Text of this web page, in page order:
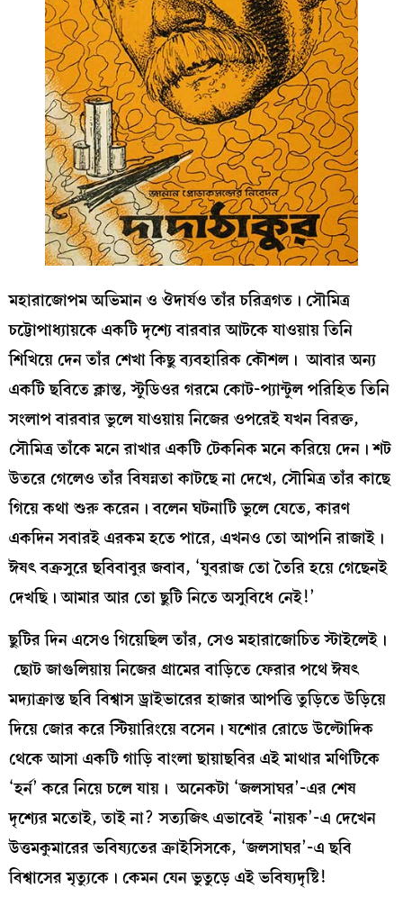
মহারাজোপম অভিমান ও ঔদার্যও তাঁর চরিত্রগত। সৌমিত্র
চট্টোপাধ্যায়কে একটি দৃশ্যে বারবার আটকে যাওয়ায় তিনি
শিখিয়ে দেন তাঁর শেখা কিছু ব্যবহারিক কৌশল। আবার অন্য
একটি ছবিতে ক্লান্ত, স্টুডিওর গরমে কোট-প্যান্টুল পরিহিত তিনি
সংলাপ বারবার ভুলে যাওয়ায় নিজের ওপরেই যখন বিরক্ত,
সৌমিত্র তাঁকে মনে রাখার একটি টেকনিক মনে করিয়ে দেন। শট
উতরে গেলেও তাঁর বিষন্নতা কাটছে না দেখে, সৌমিত্র তাঁর কাছে
গিয়ে কথা শুরু করেন। বলেন ঘটনাটি ভুলে যেতে, কারণ
একদিন সবারই এরকম হতে পারে, এখনও তো আপনি রাজাই।
ঈষৎ বক্রসুরে ছবিবাবুর জবাব, ‘যুবরাজ তো তৈরি হয়ে গেছেনই
দেখছি। আমার আর তো ছুটি নিতে অসুবিধে নেই!’
ছুটির দিন এসেও গিয়েছিল তাঁর, সেও মহারাজোচিত স্টাইলেই।
ছোট জাগুলিয়ায় নিজের গ্রামের বাড়িতে ফেরার পথে ঈষৎ
মদ্যাক্রান্ত ছবি বিশ্বাস ড্রাইভারের হাজার আপত্তি তুড়িতে উড়িয়ে
দিয়ে জোর করে স্টিয়ারিংয়ে বসেন। যশোর রোডে উল্টোদিক
থেকে আসা একটি গাড়ি বাংলা ছায়াছবির এই মাথার মণিটিকে
‘হর্ন’ করে নিয়ে চলে যায়। অনেকটা ‘জলসাঘর’-এর শেষ
দৃশ্যের মতোই, তাই না? সত্যজিৎ এভাবেই ‘নায়ক’-এ দেখেন
উত্তমকুমারের ভবিষ্যতের ক্রাইসিসকে, ‘জলসাঘর’-এ ছবি
বিশ্বাসের মৃত্যুকে। কেমন যেন ভুতুড়ে এই ভবিষ্যদৃষ্টি!